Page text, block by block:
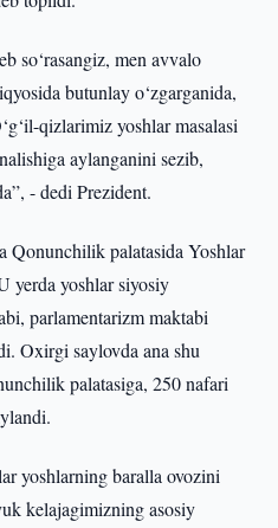
so‘rasangiz, men avvalo
butunlay o‘zgarganida,
qizlarimiz yoshlar masalasi
aylanganini sezib,
- dedi Prezident.
Qonunchilik palatasida Yoshlar
yerda yoshlar siyosiy
parlamentarizm maktabi
Oxirgi saylovda ana shu
palatasiga, 250 nafari
yoshlarning baralla ovozini
kelajagimizning asosiy